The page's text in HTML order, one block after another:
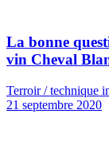
La bonne
vin Cheval
Terroir / technique
21 septembre 2020